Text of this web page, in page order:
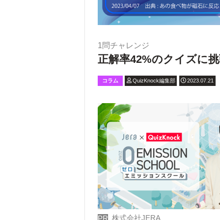
1問チャレンジ
正解率42%のクイズに
コラム QuizKnock編集部 2023.07.21
株式会社JERA